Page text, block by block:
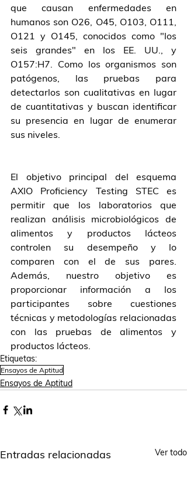
que causan enfermedades en
humanos son O26, O45, O103, O111,
O121 y O145, conocidos como "los
seis grandes" en los EE. UU., y
O157:H7. Como los organismos son
patógenos, las pruebas para
detectarlos son cualitativas en lugar
de cuantitativas y buscan identificar
su presencia en lugar de enumerar
sus niveles.
El objetivo principal del esquema
AXIO Proficiency Testing STEC es
permitir que los laboratorios que
realizan análisis microbiológicos de
alimentos y productos lácteos
controlen su desempeño y lo
comparen con el de sus pares.
Además, nuestro objetivo es
proporcionar información a los
participantes sobre cuestiones
técnicas y metodologías relacionadas
con las pruebas de alimentos y
productos lácteos.
Etiquetas:
Ensayos de Aptitud
Ensayos de Aptitud
Entradas relacionadas Ver todo